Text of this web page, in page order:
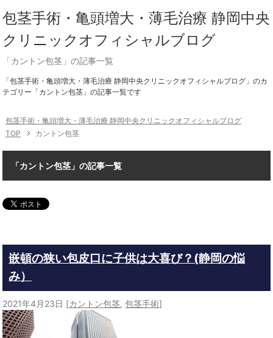
包茎手術・亀頭増大・薄毛治療 静岡中央
クリニックオフィシャルブログ
「カントン包茎」の記事一覧
「包茎手術・亀頭増大・薄毛治療 静岡中央クリニックオフィシャルブログ」のカ
テゴリー「カントン包茎」の記事一覧です
包茎手術・亀頭増大・薄毛治療 静岡中央クリニックオフィシャルブログ
TOP
カントン包茎
「カントン包茎」の記事一覧
嵌頓の狭い包皮口に子供は大喜び？(静岡の悩
み）
2021年4月23日 [カントン包茎,包茎手術]